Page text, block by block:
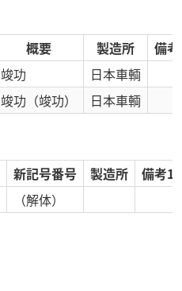
概要 製造所
備
竣功
日本車輌
竣功 （竣功） 日本車輌
新記号番号 製造所
備考1
（解体）